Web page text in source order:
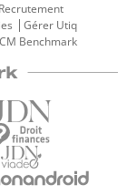
Recrutement
Gérer Utiq
Benchmark